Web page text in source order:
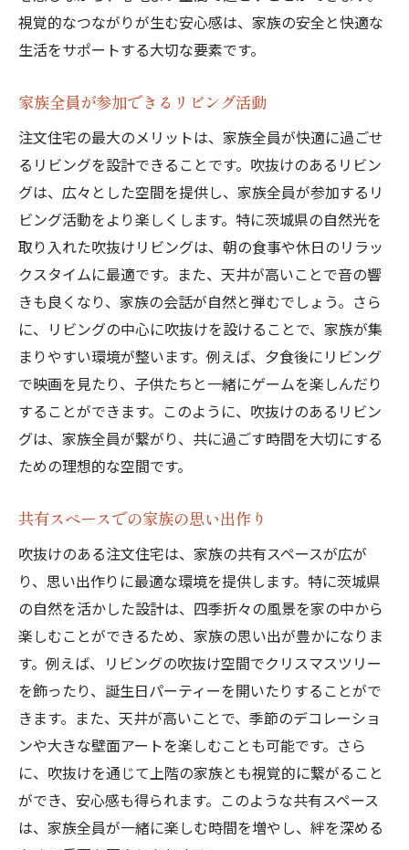
視覚的なつながりが生む安心感は、家族の安全と快適な
生活をサポートする大切な要素です。
家族全員が参加できるリビング活動
注文住宅の最大のメリットは、家族全員が快適に過ごせ
るリビングを設計できることです。吹抜けのあるリビン
グは、広々とした空間を提供し、家族全員が参加するリ
ビング活動をより楽しくします。特に茨城県の自然光を
取り入れた吹抜けリビングは、朝の食事や休日のリラッ
クスタイムに最適です。また、天井が高いことで音の響
きも良くなり、家族の会話が自然と弾むでしょう。さら
に、リビングの中心に吹抜けを設けることで、家族が集
まりやすい環境が整います。例えば、夕食後にリビング
で映画を見たり、子供たちと一緒にゲームを楽しんだり
することができます。このように、吹抜けのあるリビン
グは、家族全員が繋がり、共に過ごす時間を大切にする
ための理想的な空間です。
共有スペースでの家族の思い出作り
吹抜けのある注文住宅は、家族の共有スペースが広が
り、思い出作りに最適な環境を提供します。特に茨城県
の自然を活かした設計は、四季折々の風景を家の中から
楽しむことができるため、家族の思い出が豊かになりま
す。例えば、リビングの吹抜け空間でクリスマスツリー
を飾ったり、誕生日パーティーを開いたりすることがで
きます。また、天井が高いことで、季節のデコレーショ
ンや大きな壁面アートを楽しむことも可能です。さら
に、吹抜けを通じて上階の家族とも視覚的に繋がること
ができ、安心感も得られます。このような共有スペース
は、家族全員が一緒に楽しむ時間を増やし、絆を深める